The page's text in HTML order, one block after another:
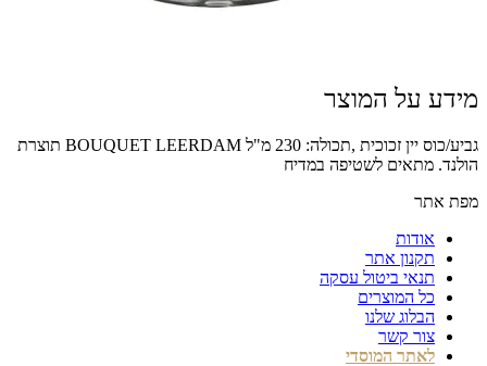
מידע על המוצר
גביע/כוס יין זכוכית ,תכולה: 230 מ"ל BOUQUET LEERDAM תוצרת
הולנד. מתאים לשטיפה במדיח
מפת אתר
אודות
תקנון אתר
תנאי ביטול עסקה
כל המוצרים
הבלוג שלנו
צור קשר
לאתר המוסדי